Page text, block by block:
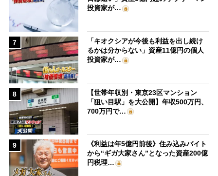
投資家が…
7
「キオクシアが今後も利益を出し続け
るかは分からない」資産11億円の個人
投資家が…
8
【世帯年収別・東京23区マンション
「狙い目駅」を大公開】年収500万円、
700万円で…
9
《利益は年5億円前後》住み込みバイト
から“ギガ大家さん”となった資産200億
円税理…